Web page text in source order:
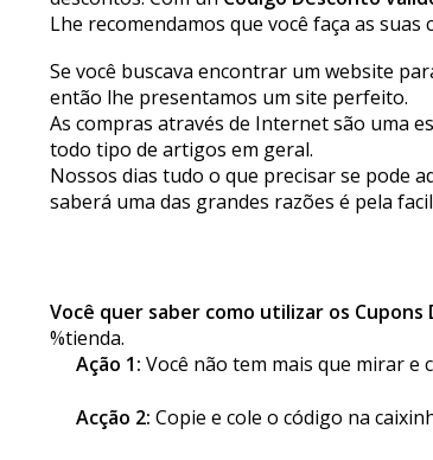
Lhe recomendamos que você faça as
Se você buscava encontrar um website
então lhe presentamos um site perfeito.
As compras através de Internet são uma
todo tipo de artigos em geral.
Nossos dias tudo o que precisar se pode
saberá uma das grandes razões é pela
Você quer saber como utilizar os Cupons
%tienda.
Ação 1: Você não tem mais que mirar e
Acção 2: Copie e cole o código na